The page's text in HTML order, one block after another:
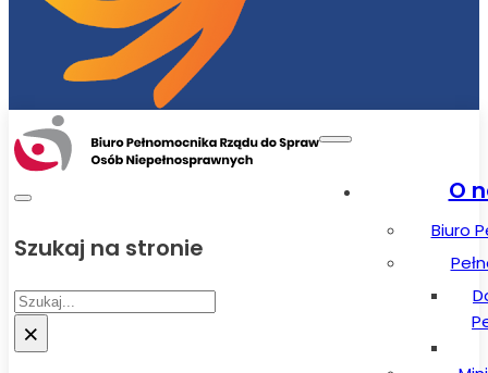
Szukaj na stronie
Szukaj
×
O
Biuro